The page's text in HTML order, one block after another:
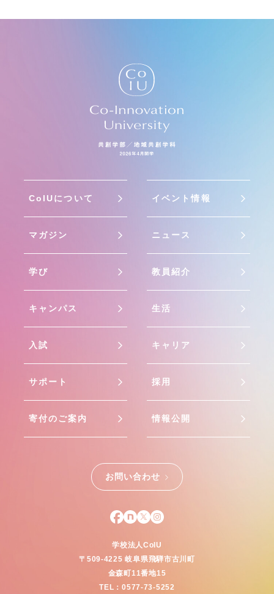
CoIUについて イベント情報
マガジン ニュース
学び 教員紹介
キャンパス 生活
入試 キャリア
サポート 採用
寄付のご案内 情報公開
学校法人CoIU
〒509-4225岐阜県飛騨市古川町
金森町11番地15
TEL：0577-73-5252
お問い合わせ